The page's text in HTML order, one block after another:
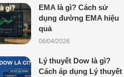
EMA là gì? Cách sử
dụng đường EMA hiệu
quả
06/04/2026
Lý thuyết Dow là gì?
Cách áp dụng Lý thuyết